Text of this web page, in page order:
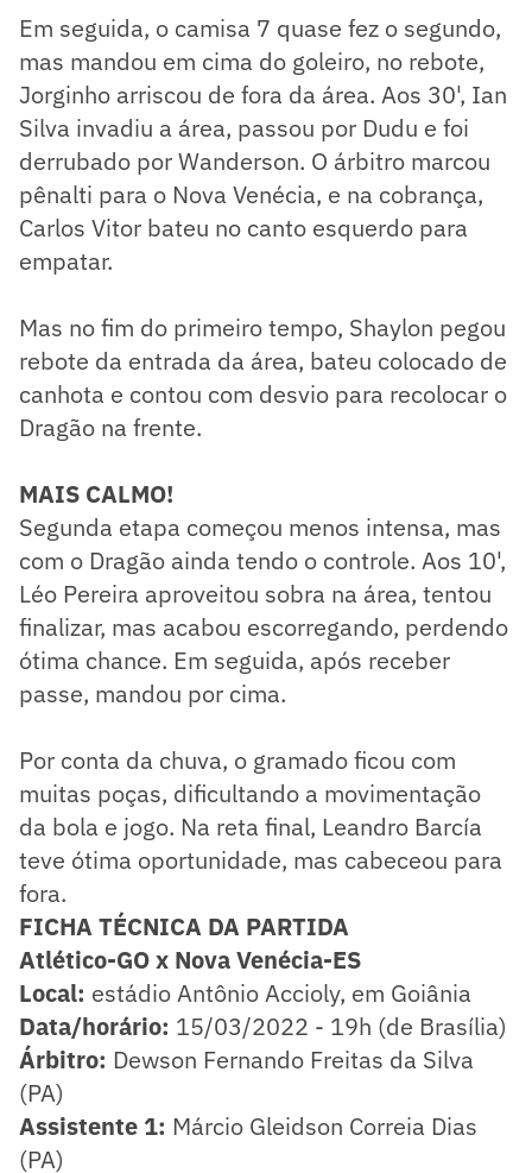
Em seguida, o camisa 7 quase fez o segundo,
mas mandou em cima do goleiro, no rebote,
Jorginho arriscou de fora da área. Aos 30', Ian
Silva invadiu a área, passou por Dudu e foi
derrubado por Wanderson. O árbitro marcou
pênalti para o Nova Venécia, e na cobrança,
Carlos Vitor bateu no canto esquerdo para
empatar.
Mas no fim do primeiro tempo, Shaylon pegou
rebote da entrada da área, bateu colocado de
canhota e contou com desvio para recolocar o
Dragão na frente.
MAIS CALMO!
Segunda etapa começou menos intensa, mas
com o Dragão ainda tendo o controle. Aos 10',
Léo Pereira aproveitou sobra na área, tentou
finalizar, mas acabou escorregando, perdendo
ótima chance. Em seguida, após receber
passe, mandou por cima.
Por conta da chuva, o gramado ficou com
muitas poças, dificultando a movimentação
da bola e jogo. Na reta final, Leandro Barcía
teve ótima oportunidade, mas cabeceou para
fora.
FICHA TÉCNICA DA PARTIDA
Atlético-GO x Nova Venécia-ES
Local: estádio Antônio Accioly, em Goiânia
Data/horário: 15/03/2022 - 19h (de Brasília)
Árbitro: Dewson Fernando Freitas da Silva
(PA)
Assistente 1: Márcio Gleidson Correia Dias
(PA)